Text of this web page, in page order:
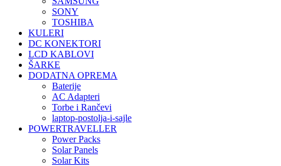
SONY
TOSHIBA
KULERI
DC KONEKTORI
LCD KABLOVI
ŠARKE
DODATNA OPREMA
Baterije
AC Adapteri
Torbe i Rančevi
laptop-postolja-i-sajle
POWERTRAVELLER
Power Packs
Solar Panels
Solar Kits